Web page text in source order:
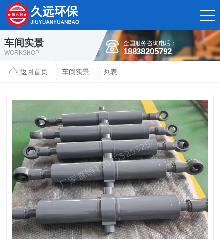
车间实景
WORKSHOP
全国服务咨询电话：
18838205792
返回首页 车间实景 列表